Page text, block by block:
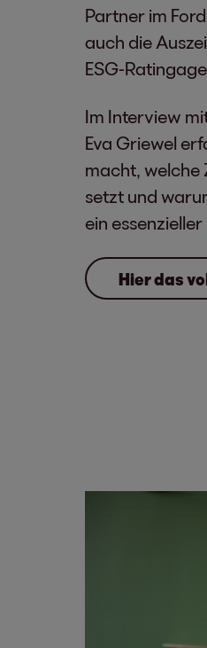
Partner im
auch die
ESG-
Im Interview
Eva Griewel
macht, welche
setzt und
ein
Hier das